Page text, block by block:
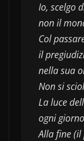
Io, scelgo
non il
Col
il
nella sua
Non si
La luce
ogni
Alla fine (il